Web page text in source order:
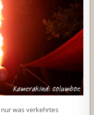
was verkehrtes